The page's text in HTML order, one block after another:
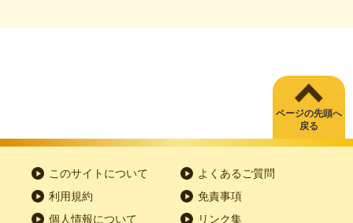
ページの先頭へ
戻る
このサイトについて
よくあるご質問
利用規約
免責事項
個人情報について
リンク集